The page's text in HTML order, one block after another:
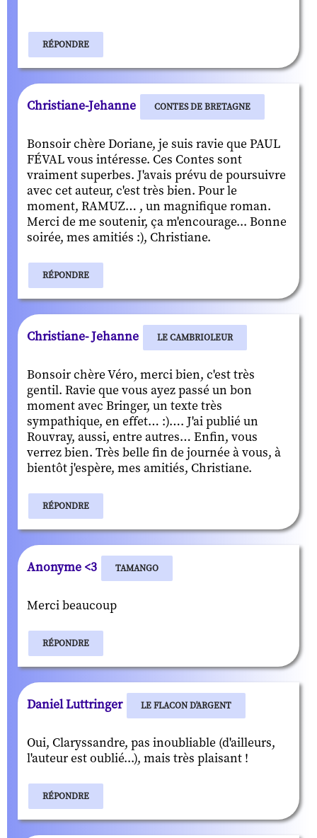
RÉPONDRE
Christiane-Jehanne CONTES DE BRETAGNE
Bonsoir chère Doriane, je suis ravie que PAUL
FÉVAL vous intéresse. Ces Contes sont
vraiment superbes. J'avais prévu de poursuivre
avec cet auteur, c'est très bien. Pour le
moment, RAMUZ… , un magnifique roman.
Merci de me soutenir, ça m'encourage... Bonne
soirée, mes amitiés :), Christiane.
RÉPONDRE
Christiane- Jehanne LE CAMBRIOLEUR
Bonsoir chère Véro, merci bien, c'est très
gentil. Ravie que vous ayez passé un bon
moment avec Bringer, un texte très
sympathique, en effet… :)…. J'ai publié un
Rouvray, aussi, entre autres… Enfin, vous
verrez bien. Très belle fin de journée à vous, à
bientôt j'espère, mes amitiés, Christiane.
RÉPONDRE
Anonyme <3 TAMANGO
Merci beaucoup
RÉPONDRE
Daniel Luttringer LE FLACON D'ARGENT
Oui, Claryssandre, pas inoubliable (d'ailleurs,
l'auteur est oublié...), mais très plaisant !
RÉPONDRE